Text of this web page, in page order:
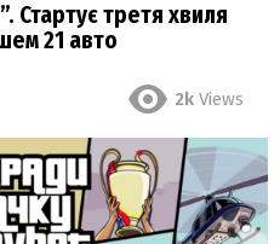
Стартує третя хвиля
21 авто
2k Views